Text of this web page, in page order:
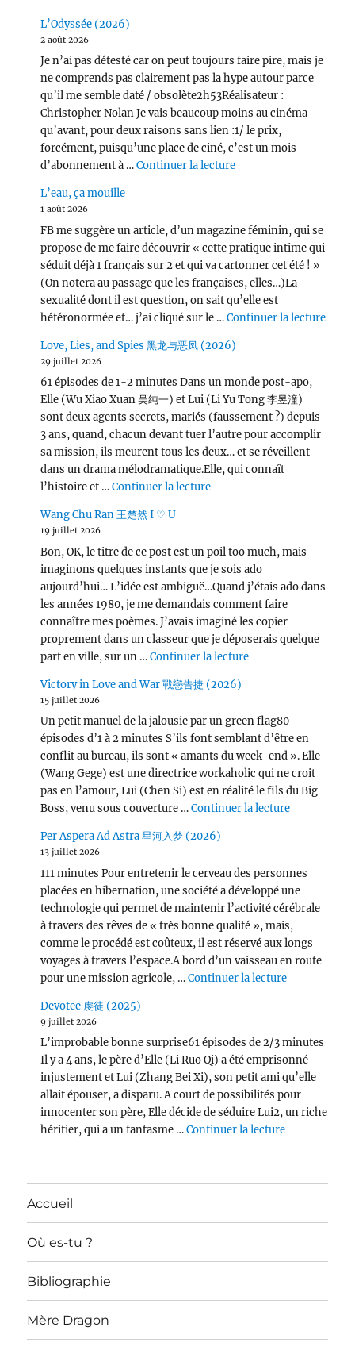
L’Odyssée (2026)
2 août 2026
Je n’ai pas détesté car on peut toujours faire pire, mais je
ne comprends pas clairement pas la hype autour parce
qu’il me semble daté / obsolète2h53Réalisateur :
Christopher Nolan Je vais beaucoup moins au cinéma
qu’avant, pour deux raisons sans lien :1/ le prix,
forcément, puisqu’une place de ciné, c’est un mois
d’abonnement à …Continuer la lecturede « L’Odyssée (2026)
L’eau, ça mouille
1 août 2026
FB me suggère un article, d’un magazine féminin, qui se
propose de me faire découvrir « cette pratique intime qui
séduit déjà 1 français sur 2 et qui va cartonner cet été ! »
(On notera au passage que les françaises, elles…)La
sexualité dont il est question, on sait qu’elle est
hétéronormée et… j’ai cliqué sur le …Continuer la lecturede «
Love, Lies, and Spies 黑龙与恶凤 (2026)
29 juillet 2026
61 épisodes de 1-2 minutes Dans un monde post-apo,
Elle (Wu Xiao Xuan 吴纯一) et Lui (Li Yu Tong 李昱潼)
sont deux agents secrets, mariés (faussement ?) depuis
3 ans, quand, chacun devant tuer l’autre pour accomplir
sa mission, ils meurent tous les deux… et se réveillent
dans un drama mélodramatique.Elle, qui connaît
l’histoire et …Continuer la lecturede « Love, Lies, and Spies
Wang Chu Ran 王楚然 I ♡ U
19 juillet 2026
Bon, OK, le titre de ce post est un poil too much, mais
imaginons quelques instants que je sois ado
aujourd’hui… L’idée est ambiguë…Quand j’étais ado dans
les années 1980, je me demandais comment faire
connaître mes poèmes. J’avais imaginé les copier
proprement dans un classeur que je déposerais quelque
part en ville, sur un …Continuer la lecturede « Wang Chu Ran
Victory in Love and War 戰戀告捷 (2026)
15 juillet 2026
Un petit manuel de la jalousie par un green flag80
épisodes d’1 à 2 minutes S’ils font semblant d’être en
conflit au bureau, ils sont « amants du week-end ». Elle
(Wang Gege) est une directrice workaholic qui ne croit
pas en l’amour, Lui (Chen Si) est en réalité le fils du Big
Boss, venu sous couverture …Continuer la lecturede « Victory
Per Aspera Ad Astra 星河入梦 (2026)
13 juillet 2026
111 minutes Pour entretenir le cerveau des personnes
placées en hibernation, une société a développé une
technologie qui permet de maintenir l’activité cérébrale
à travers des rêves de « très bonne qualité », mais,
comme le procédé est coûteux, il est réservé aux longs
voyages à travers l’espace.A bord d’un vaisseau en route
pour une mission agricole, …Continuer la lecturede « Per
Devotee 虔徒 (2025)
9 juillet 2026
L’improbable bonne surprise61 épisodes de 2/3 minutes
Il y a 4 ans, le père d’Elle (Li Ruo Qi) a été emprisonné
injustement et Lui (Zhang Bei Xi), son petit ami qu’elle
allait épouser, a disparu. A court de possibilités pour
innocenter son père, Elle décide de séduire Lui2, un riche
héritier, qui a un fantasme …Continuer la lecturede « Devotee
Accueil
Où es-tu ?
Bibliographie
Mère Dragon